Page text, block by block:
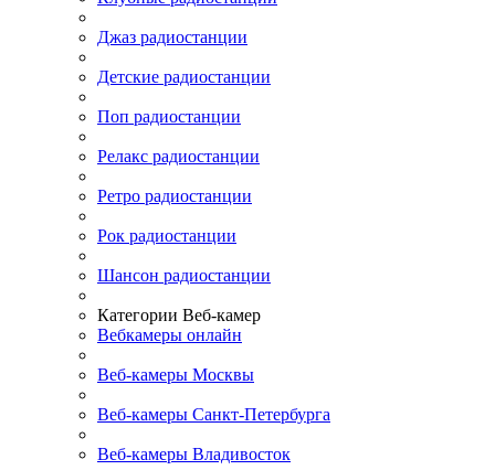
Джаз радиостанции
Детские радиостанции
Поп радиостанции
Релакс радиостанции
Ретро радиостанции
Рок радиостанции
Шансон радиостанции
Категории Веб-камер
Вебкамеры онлайн
Веб-камеры Москвы
Веб-камеры Санкт-Петербурга
Веб-камеры Владивосток